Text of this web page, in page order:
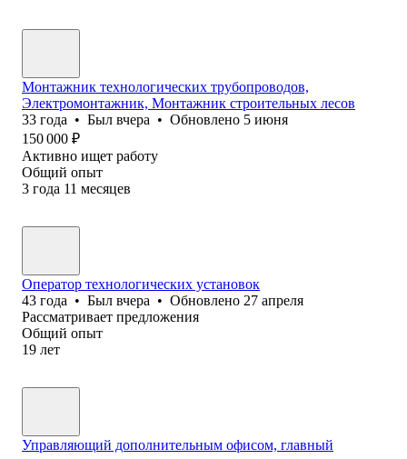
Монтажник технологических трубопроводов,
Электромонтажник, Монтажник строительных лесов
33 года • Был вчера • Обновлено 5 июня
150 000 ₽
Активно ищет работу
Общий опыт
3 года 11 месяцев
Оператор технологических установок
43 года • Был вчера • Обновлено 27 апреля
Рассматривает предложения
Общий опыт
19 лет
Управляющий дополнительным офисом, главный